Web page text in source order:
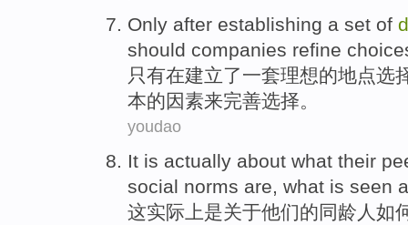
Only after establishing a set of
should companies refine
只有在建立了一套理想的地点选
本的因素来完善选择。
youdao
It is actually about what their
social norms are , what is seen
这实际上是关于他们的同龄人如